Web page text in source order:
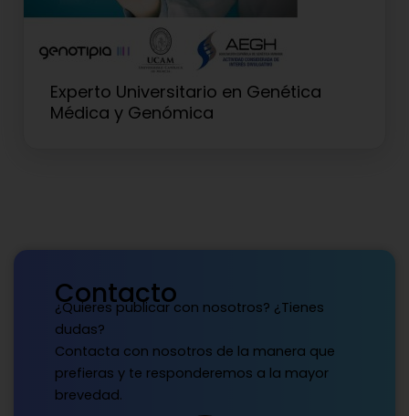
Experto Universitario en Genética
Médica y Genómica
Contacto
¿Quieres publicar con nosotros? ¿Tienes
dudas?
Contacta con nosotros de la manera que
prefieras y te responderemos a la mayor
brevedad.